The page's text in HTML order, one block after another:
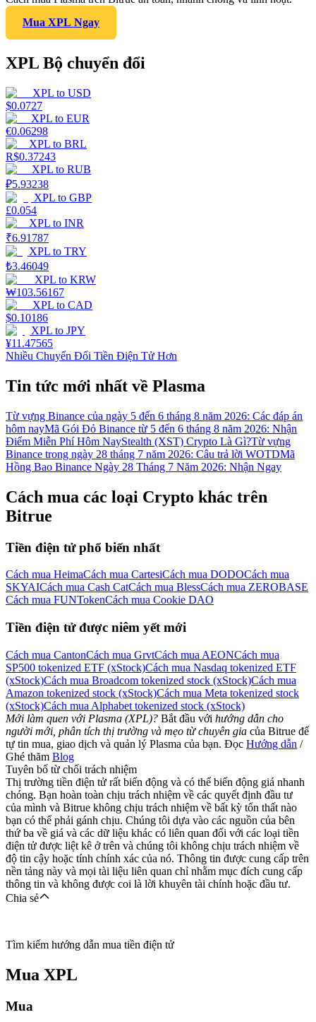
Mua XPL Ngay
XPL Bộ chuyển đổi
XPL to USD
$0.0727
XPL to EUR
€0.06298
XPL to BRL
R$0.37243
XPL to RUB
₽5.93238
XPL to GBP
£0.054
XPL to INR
₹6.91787
XPL to TRY
₺3.46049
XPL to KRW
₩103.56167
XPL to CAD
$0.10186
XPL to JPY
¥11.47565
Nhiều Chuyển Đổi Tiền Điện Tử Hơn
Tin tức mới nhất về Plasma
Từ vựng Binance của ngày 5 đến 6 tháng 8 năm 2026: Các đáp án
hôm nayMã Gói Đỏ Binance từ 5 đến 6 tháng 8 năm 2026: Nhận
Điểm Miễn Phí Hôm NayStealth (XST) Crypto Là Gì?Từ vựng
Binance trong ngày 28 tháng 7 năm 2026: Câu trả lời WOTDMã
Hồng Bao Binance Ngày 28 Tháng 7 Năm 2026: Nhận Ngay
Cách mua các loại Crypto khác trên
Bitrue
Tiền điện tử phổ biến nhất
Cách mua HeimaCách mua CartesiCách mua DODOCách mua
SKYAICách mua Cash CatCách mua BlessCách mua ZEROBASE
Cách mua FUNTokenCách mua Cookie DAO
Tiền điện tử được niêm yết mới
Cách mua CantonCách mua GrvtCách mua AEONCách mua
SP500 tokenized ETF (xStock)Cách mua Nasdaq tokenized ETF
(xStock)Cách mua Broadcom tokenized stock (xStock)Cách mua
Amazon tokenized stock (xStock)Cách mua Meta tokenized stock
(xStock)Cách mua Alphabet tokenized stock (xStock)
Mới làm quen với Plasma (XPL)? Bắt đầu với hướng dẫn cho
người mới, phân tích thị trường và mẹo từ chuyên gia của Bitrue để
tự tin mua, giao dịch và quản lý Plasma của bạn. Đọc Hướng dẫn /
Ghé thăm Blog
Tuyên bố từ chối trách nhiệm
Thị trường tiền điện tử rất biến động và có thể biến động giá nhanh
chóng. Bạn hoàn toàn chịu trách nhiệm về các quyết định đầu tư
của mình và Bitrue không chịu trách nhiệm về bất kỳ tổn thất nào
bạn có thể phải gánh chịu. Chúng tôi dựa vào các nguồn của bên
thứ ba về giá và các dữ liệu khác có liên quan đối với các loại tiền
điện tử được liệt kê ở trên và chúng tôi không chịu trách nhiệm về
độ tin cậy hoặc tính chính xác của nó. Thông tin được cung cấp trên
nền tảng này và mọi tài liệu liên quan chỉ nhằm mục đích cung cấp
thông tin và không được coi là lời khuyên tài chính hoặc đầu tư.
Chia sẻ
Tìm kiếm hướng dẫn mua tiền điện tử
Mua XPL
Mua